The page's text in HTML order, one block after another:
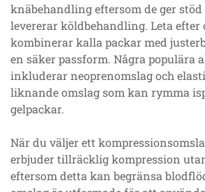
knäbehandling eftersom de ger
levererar köldbehandling. Leta efter
kombinerar kalla packar med
en säker passform. Några populära
inkluderar neoprenomslag och
liknande omslag som kan rymma
gelpackar.
När du väljer ett
erbjuder tillräcklig kompression
eftersom detta kan begränsa